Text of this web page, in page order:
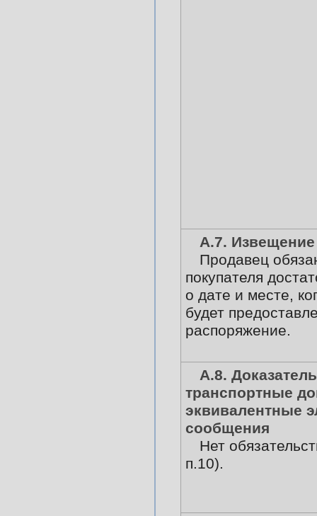
А.7.
Продавец
покупателя
о дате и месте,
будет
распоряжение.
А.8.
транспортные
эквивалентные
сообщения
Нет
п.10).